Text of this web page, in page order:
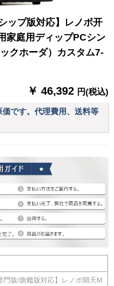
ップ版対応】レノボ开
家庭用ディップPCシン
クホーダ）カスタム7-
￥ 46,392 円(税込)
です。代理費用、送料等
門版/旗艦版対応】レノボ開天M